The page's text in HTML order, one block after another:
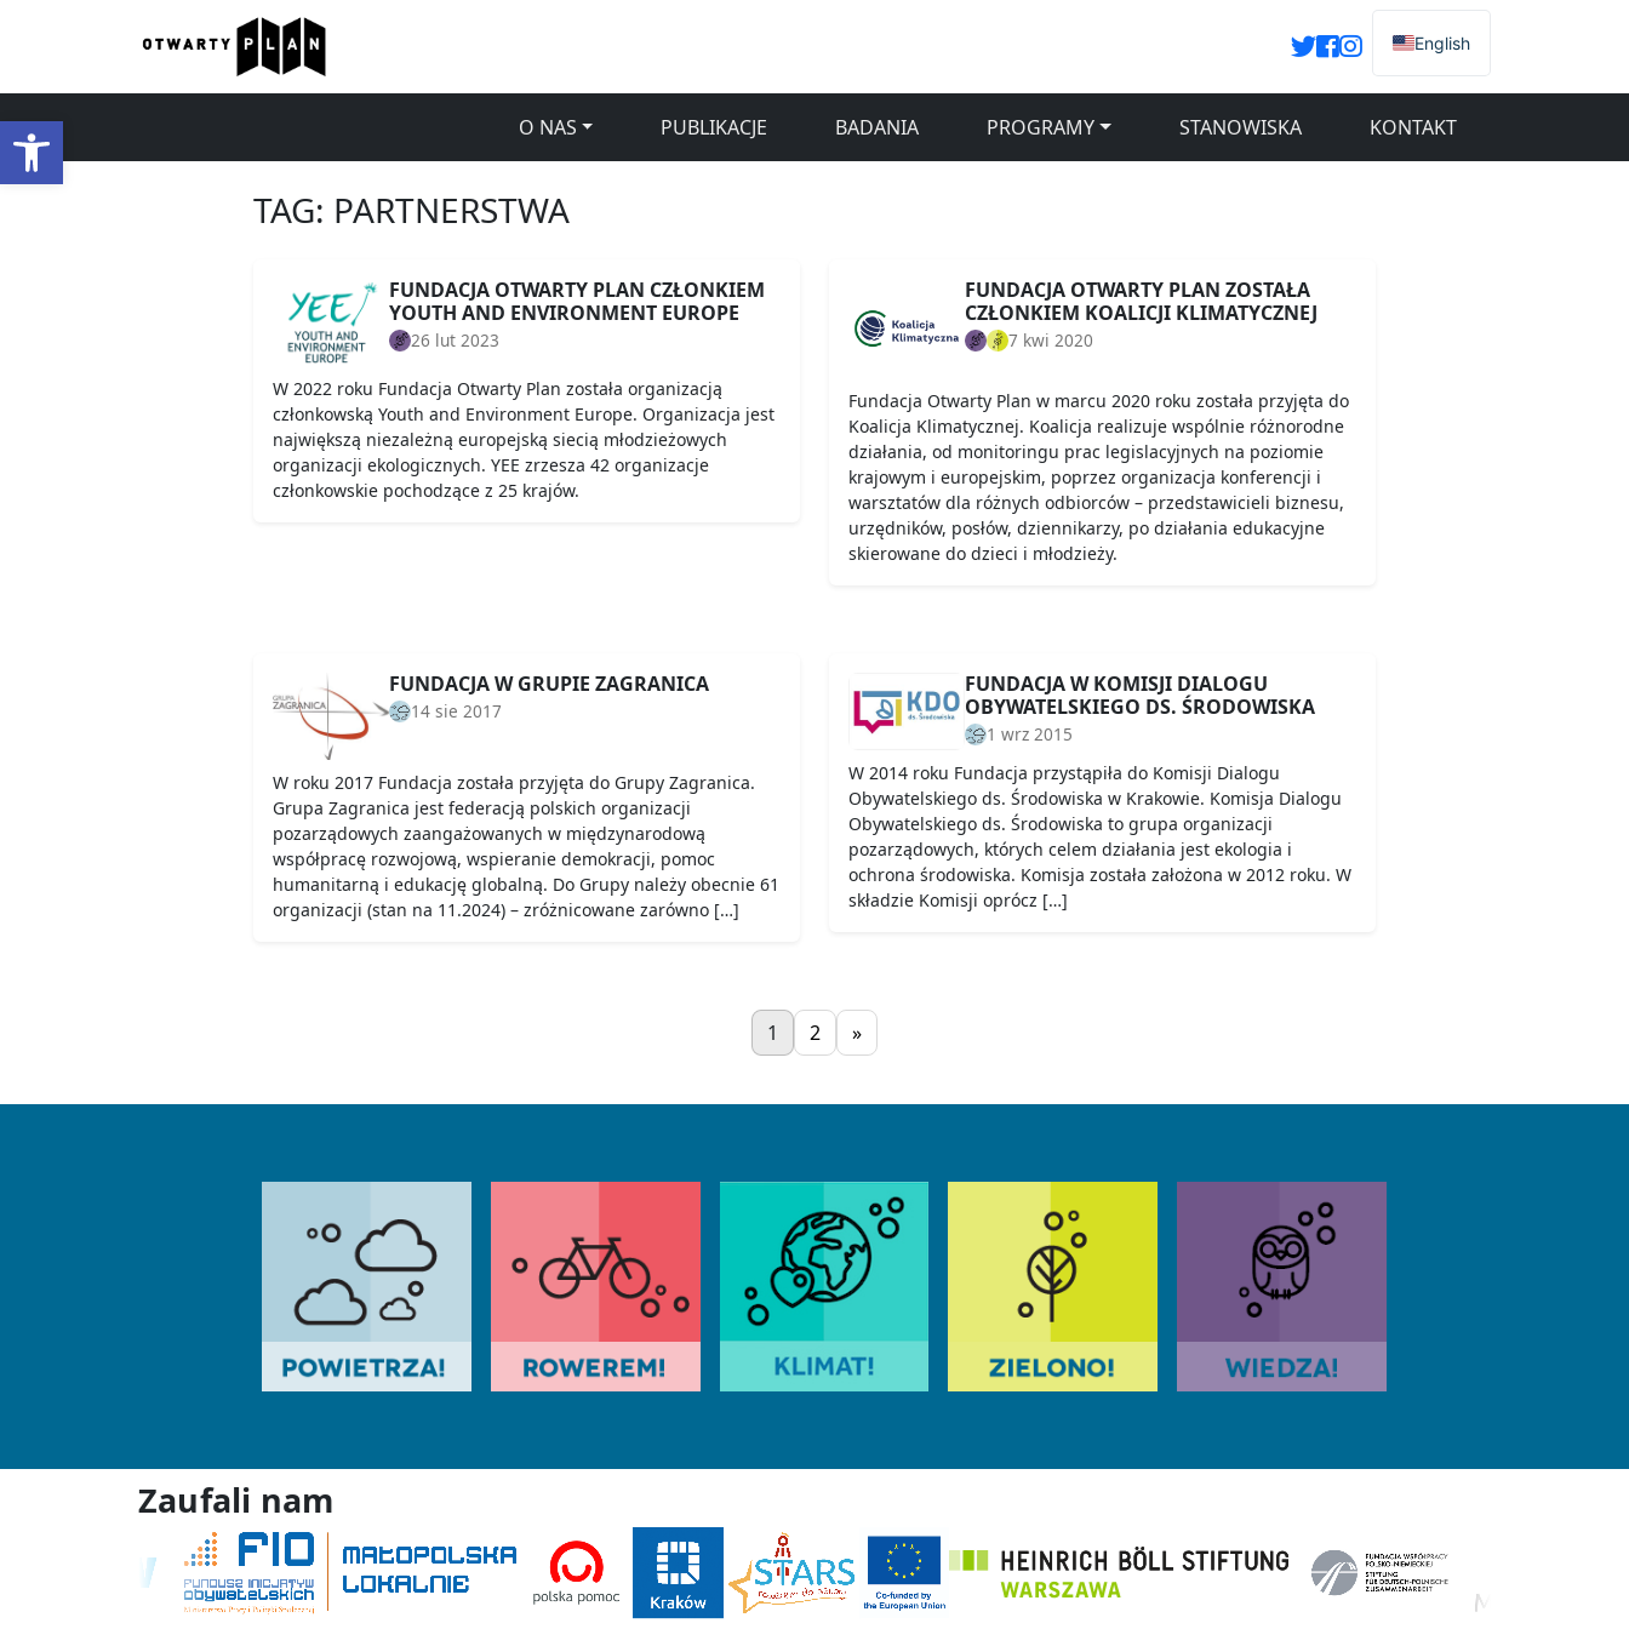
Otwórz pasek narzędzi
English
O NAS PUBLIKACJE BADANIA PROGRAMY STANOWISKA KONTAKT
TAG: PARTNERSTWA
FUNDACJA OTWARTY PLAN CZŁONKIEM
YOUTH AND ENVIRONMENT EUROPE
26 lut 2023
W 2022 roku Fundacja Otwarty Plan została organizacją
członkowską Youth and Environment Europe. Organizacja jest
największą niezależną europejską siecią młodzieżowych
organizacji ekologicznych. YEE zrzesza 42 organizacje
członkowskie pochodzące z 25 krajów.
FUNDACJA OTWARTY PLAN ZOSTAŁA
CZŁONKIEM KOALICJI KLIMATYCZNEJ
7 kwi 2020
Fundacja Otwarty Plan w marcu 2020 roku została przyjęta do
Koalicja Klimatycznej. Koalicja realizuje wspólnie różnorodne
działania, od monitoringu prac legislacyjnych na poziomie
krajowym i europejskim, poprzez organizacja konferencji i
warsztatów dla różnych odbiorców – przedstawicieli biznesu,
urzędników, posłów, dziennikarzy, po działania edukacyjne
skierowane do dzieci i młodzieży.
FUNDACJA W GRUPIE ZAGRANICA
14 sie 2017
W roku 2017 Fundacja została przyjęta do Grupy Zagranica.
Grupa Zagranica jest federacją polskich organizacji
pozarządowych zaangażowanych w międzynarodową
współpracę rozwojową, wspieranie demokracji, pomoc
humanitarną i edukację globalną. Do Grupy należy obecnie 61
organizacji (stan na 11.2024) – zróżnicowane zarówno […]
FUNDACJA W KOMISJI DIALOGU
OBYWATELSKIEGO DS. ŚRODOWISKA
1 wrz 2015
W 2014 roku Fundacja przystąpiła do Komisji Dialogu
Obywatelskiego ds. Środowiska w Krakowie. Komisja Dialogu
Obywatelskiego ds. Środowiska to grupa organizacji
pozarządowych, których celem działania jest ekologia i
ochrona środowiska. Komisja została założona w 2012 roku. W
składzie Komisji oprócz […]
1 2 »
Zaufali nam